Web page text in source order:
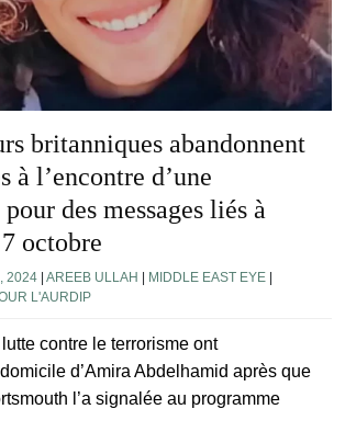
britanniques abandonnent
à l’encontre d’une
des messages liés à
octobre
2024 AREEB ULLAH MIDDLE EAST EYE
L'AURDIP
contre le terrorisme ont
d’Amira Abdelhamid après que
l’a signalée au programme